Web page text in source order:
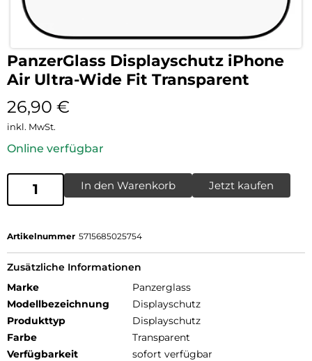
PanzerGlass Displayschutz iPhone
Air Ultra-Wide Fit Transparent
26,90 €
inkl. MwSt.
Online verfügbar
In den Warenkorb Jetzt kaufen
Artikelnummer 5715685025754
Zusätzliche Informationen
Marke
Panzerglass
Modellbezeichnung
Displayschutz
Produkttyp
Displayschutz
Farbe
Transparent
Verfügbarkeit
sofort verfügbar